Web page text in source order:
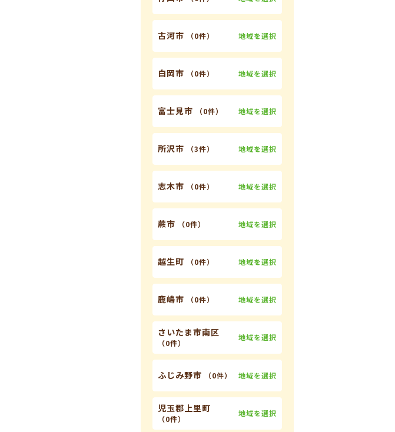
古河市 （0件） 地域を選択
白岡市 （0件） 地域を選択
富士見市 （0件） 地域を選択
所沢市 （3件） 地域を選択
志木市 （0件） 地域を選択
蕨市 （0件） 地域を選択
越生町 （0件） 地域を選択
鹿嶋市 （0件） 地域を選択
さいたま市南区
（0件）
地域を選択
ふじみ野市 （0件） 地域を選択
児玉郡上里町
（0件）
地域を選択